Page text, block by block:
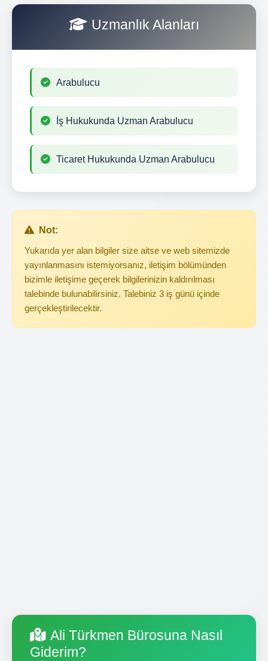
Uzmanlık Alanları
Arabulucu
İş Hukukunda Uzman Arabulucu
Ticaret Hukukunda Uzman Arabulucu
Not:
Yukarıda yer alan bilgiler size aitse ve web sitemizde
yayınlanmasını istemiyorsanız, iletişim bölümünden
bizimle iletişime geçerek bilgilerinizin kaldırılması
talebinde bulunabilirsiniz. Talebiniz 3 iş günü içinde
gerçekleştirilecektir.
Ali Türkmen Bürosuna Nasıl
Giderim?